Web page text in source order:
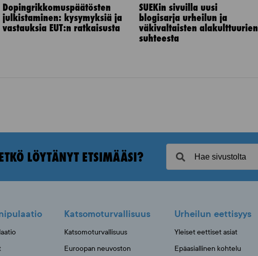
Dopingrikkomuspäätösten
julkistaminen: kysymyksiä ja
vastauksia EUT:n ratkaisusta
SUEKin sivuilla uusi
blogisarja urheilun ja
väkivaltaisten alakulttuurien
suhteesta
LÖYTÄNYT ETSIMÄÄSI?
Katsomoturvallisuus
Katsomoturvallisuus
Euroopan neuvoston
Urheilun eettisyys
Yleiset eettiset asiat
Epäasiallinen kohtelu